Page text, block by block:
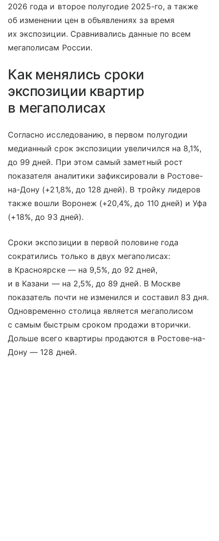
2026 года и второе полугодие 2025-го, а также
об изменении цен в объявлениях за время
их экспозиции. Сравнивались данные по всем
мегаполисам России.
Как менялись сроки
экспозиции квартир
в мегаполисах
Согласно исследованию, в первом полугодии
медианный срок экспозиции увеличился на 8,1%,
до 99 дней. При этом самый заметный рост
показателя аналитики зафиксировали в Ростове-
на-Дону (+21,8%, до 128 дней). В тройку лидеров
также вошли Воронеж (+20,4%, до 110 дней) и Уфа
(+18%, до 93 дней).
Сроки экспозиции в первой половине года
сократились только в двух мегаполисах:
в Красноярске — на 9,5%, до 92 дней,
и в Казани — на 2,5%, до 89 дней. В Москве
показатель почти не изменился и составил 83 дня.
Одновременно столица является мегаполисом
с самым быстрым сроком продажи вторички.
Дольше всего квартиры продаются в Ростове-на-
Дону — 128 дней.